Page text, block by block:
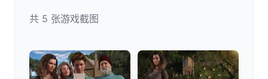
共 5 张游戏截图